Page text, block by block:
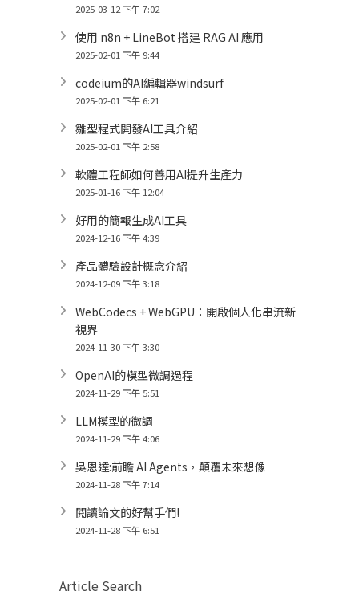
2025-03-12 下午 7:02
使用 n8n + LineBot 搭建 RAG AI 應用
2025-02-01 下午 9:44
codeium的AI編輯器windsurf
2025-02-01 下午 6:21
雛型程式開發AI工具介紹
2025-02-01 下午 2:58
軟體工程師如何善用AI提升生產力
2025-01-16 下午 12:04
好用的簡報生成AI工具
2024-12-16 下午 4:39
產品體驗設計概念介紹
2024-12-09 下午 3:18
WebCodecs + WebGPU：開啟個人化串流新
視界
2024-11-30 下午 3:30
OpenAI的模型微調過程
2024-11-29 下午 5:51
LLM模型的微調
2024-11-29 下午 4:06
吳恩達:前瞻 AI Agents，顛覆未來想像
2024-11-28 下午 7:14
閱讀論文的好幫手們!
2024-11-28 下午 6:51
Article Search